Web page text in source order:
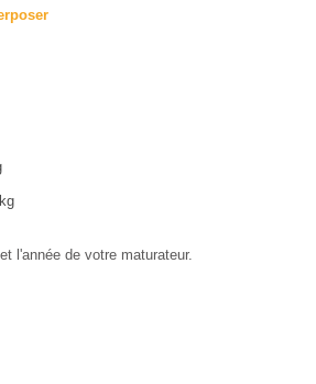
l'année de votre maturateur.